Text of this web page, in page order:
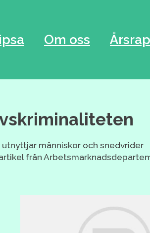
Om oss
människor och snedvrider
från